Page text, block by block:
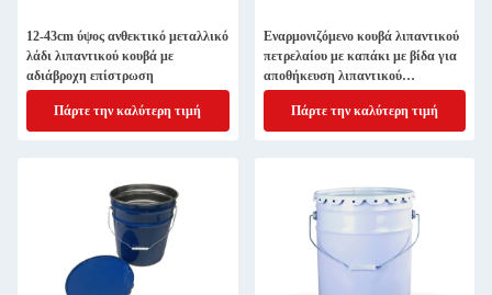
12-43cm ύψος ανθεκτικό μεταλλικό
λάδι λιπαντικού κουβά με
αδιάβροχη επίστρωση
Πάρτε την καλύτερη τιμή
Εναρμονιζόμενο κουβά λιπαντικού
πετρελαίου με καπάκι με βίδα για
αποθήκευση λιπαντικού
πετρελαίου
Πάρτε την καλύτερη τιμή